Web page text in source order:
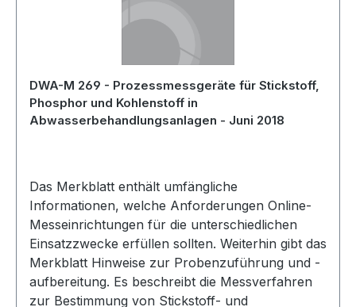
DWA-M 269 - Prozessmessgeräte für Stickstoff,
Phosphor und Kohlenstoff in
Abwasserbehandlungsanlagen - Juni 2018
Das Merkblatt enthält umfängliche
Informationen, welche Anforderungen Online-
Messeinrichtungen für die unterschiedlichen
Einsatzzwecke erfüllen sollten. Weiterhin gibt das
Merkblatt Hinweise zur Probenzuführung und -
aufbereitung. Es beschreibt die Messverfahren
zur Bestimmung von Stickstoff- und